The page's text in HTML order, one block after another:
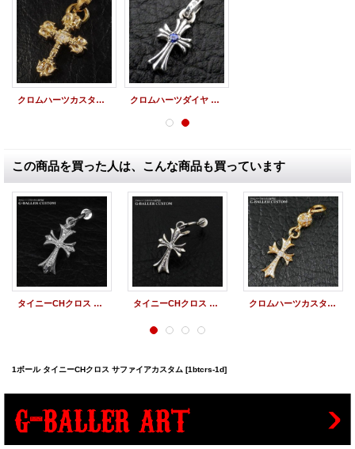
クロムハーツカスタム フィリグリークロス 22Kメッキ ダイヤ クロムハーツダイヤ ベイビーファットクロスチャーム ブルーサファイア
この商品を買った人は、こんな商品も買っています
タイニーCHクロス フープピアス カスタム タイニーCHクロス フープピアスダイヤ クロムハーツカスタム 22K 1ボール タイニー CHクロス パヴェダイヤ
1ボール タイニーCHクロス サファイアカスタム [1btcrs-1d]